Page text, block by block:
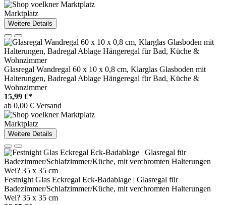
Marktplatz
Weitere Details
Glasregal Wandregal 60 x 10 x 0,8 cm, Klarglas Glasboden mit
Halterungen, Badregal Ablage Hängeregal für Bad, Küche &
Wohnzimmer
15,99 €*
ab 0,00 € Versand
Marktplatz
Weitere Details
Festnight Glas Eckregal Eck-Badablage | Glasregal für
Badezimmer/Schlafzimmer/Küche, mit verchromten Halterungen
Wei? 35 x 35 cm